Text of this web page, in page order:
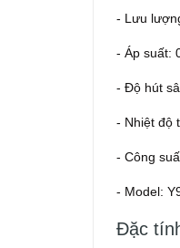
- Lưu
- Áp suất:
- Độ hút
- Nhiệt độ
- Công
- Model:
Đặc